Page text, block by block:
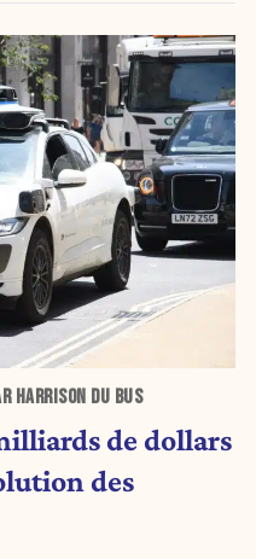
HARRISON DU BUS
de dollars
des